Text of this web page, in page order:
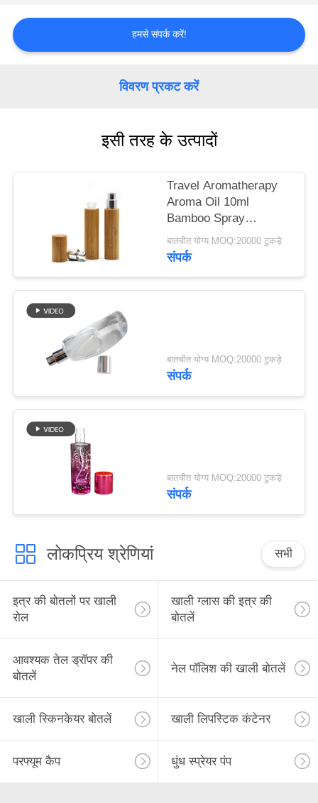
हमसे
का
अनुरोध
साइटमैप
PRIVACY
POLICY
हमसे संपर्क करें!
विवरण प्रकट करें
इसी तरह के उत्पादों
Travel Aromatherapy
Aroma Oil 10ml
Bamboo Spray
Perfume Bottle With
Screw Spray Cap
बातचीत योग्य MOQ:20000 टुकड़े
संपर्क
बातचीत योग्य MOQ:20000 टुकड़े
संपर्क
बातचीत योग्य MOQ:20000 टुकड़े
संपर्क
लोकप्रिय श्रेणियां सभी
इत्र की बोतलों पर खाली
रोल
खाली ग्लास की इत्र की
बोतलें
आवश्यक तेल ड्रॉपर की
बोतलें
नेल पॉलिश की खाली बोतलें
खाली स्किनकेयर बोतलें खाली लिपस्टिक कंटेनर
परफ्यूम कैप धुंध स्प्रेयर पंप